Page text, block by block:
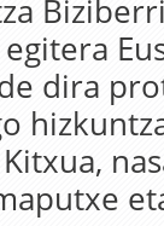
dira